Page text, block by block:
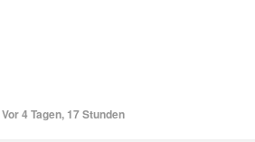
Vor 4 Tagen, 17 Stunden